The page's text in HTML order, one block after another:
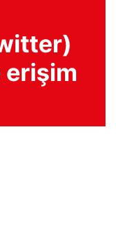
erişim